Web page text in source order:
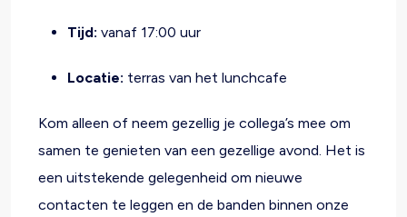
Tijd: vanaf 17:00 uur
Locatie: terras van het lunchcafe
Kom alleen of neem gezellig je collega’s mee om
samen te genieten van een gezellige avond. Het is
een uitstekende gelegenheid om nieuwe
contacten te leggen en de banden binnen onze